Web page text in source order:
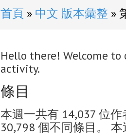
首頁 中文 版本彙整
Hello there! Welcome
activity.
條目
本週一共有 14,037 位
30,798 個不同條目。